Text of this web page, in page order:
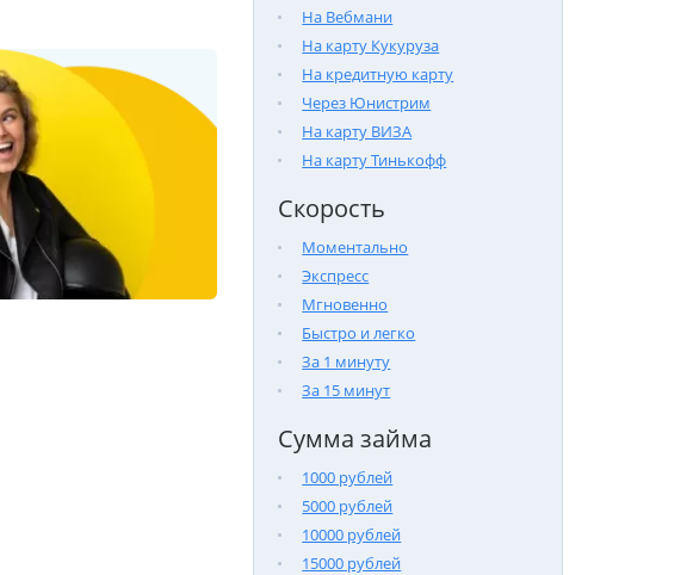
На Вебмани
На карту Кукуруза
На кредитную карту
Через Юнистрим
На карту ВИЗА
На карту Тинькофф
Скорость
Моментально
Экспресс
Мгновенно
Быстро и легко
За 1 минуту
За 15 минут
Сумма займа
1000 рублей
5000 рублей
10000 рублей
15000 рублей